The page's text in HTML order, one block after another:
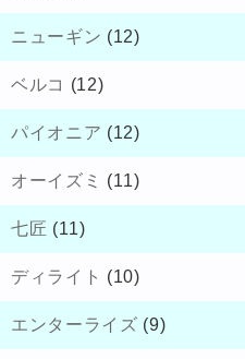
ニューギン (12)
ベルコ (12)
パイオニア (12)
オーイズミ (11)
七匠 (11)
ディライト (10)
エンターライズ (9)